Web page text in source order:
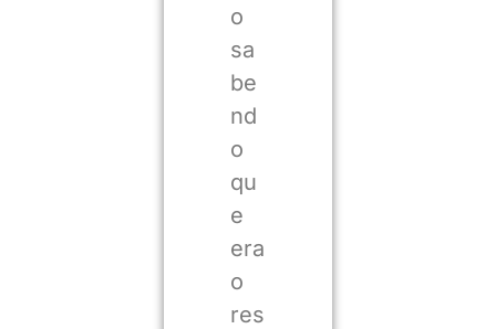
o
sa
be
nd
o
qu
e
era
o
res